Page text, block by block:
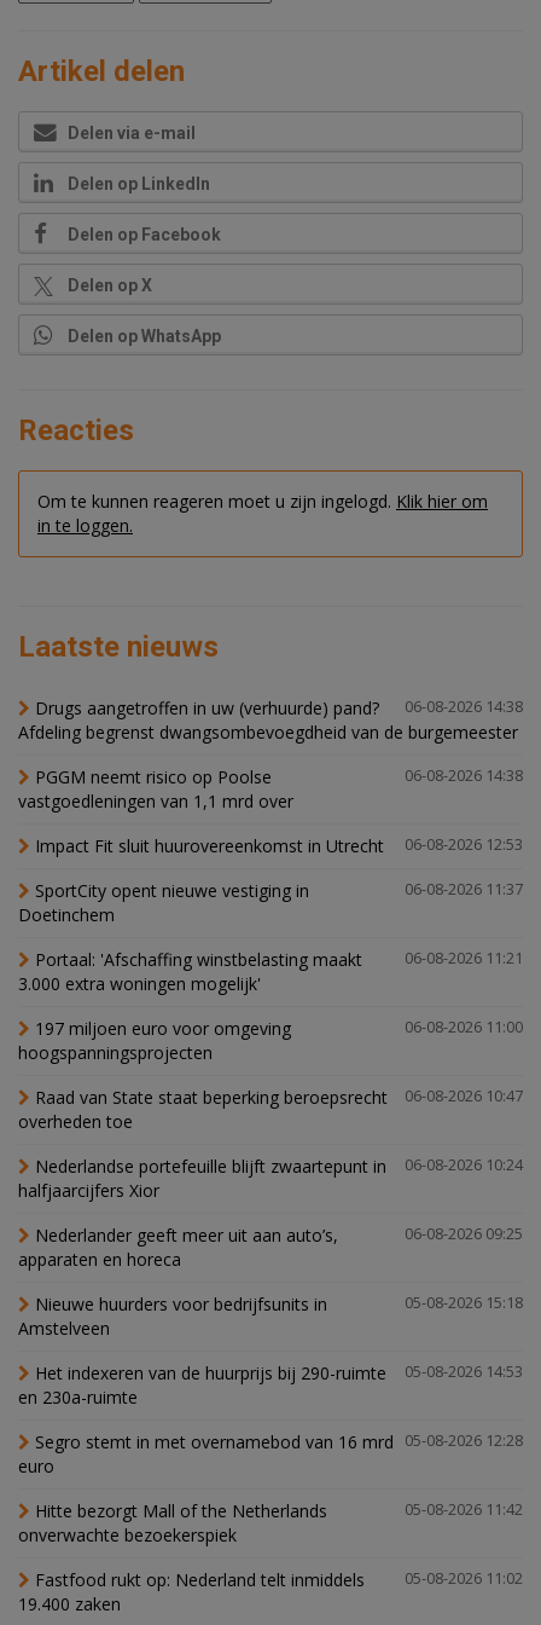
Artikel delen
Delen via e-mail
Delen op LinkedIn
Delen op Facebook
Delen op X
Delen op WhatsApp
Reacties
Om te kunnen reageren moet u zijn ingelogd. Klik hier om
in te loggen.
Laatste nieuws
06-08-2026 14:38
Drugs aangetroffen in uw (verhuurde) pand?
Afdeling begrenst dwangsombevoegdheid van de burgemeester
06-08-2026 14:38
PGGM neemt risico op Poolse
vastgoedleningen van 1,1 mrd over
06-08-2026 12:53
Impact Fit sluit huurovereenkomst in Utrecht
06-08-2026 11:37
SportCity opent nieuwe vestiging in
Doetinchem
06-08-2026 11:21
Portaal: 'Afschaffing winstbelasting maakt
3.000 extra woningen mogelijk'
06-08-2026 11:00
197 miljoen euro voor omgeving
hoogspanningsprojecten
06-08-2026 10:47
Raad van State staat beperking beroepsrecht
overheden toe
06-08-2026 10:24
Nederlandse portefeuille blijft zwaartepunt in
halfjaarcijfers Xior
06-08-2026 09:25
Nederlander geeft meer uit aan auto’s,
apparaten en horeca
05-08-2026 15:18
Nieuwe huurders voor bedrijfsunits in
Amstelveen
05-08-2026 14:53
Het indexeren van de huurprijs bij 290-ruimte
en 230a-ruimte
05-08-2026 12:28
Segro stemt in met overnamebod van 16 mrd
euro
05-08-2026 11:42
Hitte bezorgt Mall of the Netherlands
onverwachte bezoekerspiek
05-08-2026 11:02
Fastfood rukt op: Nederland telt inmiddels
19.400 zaken